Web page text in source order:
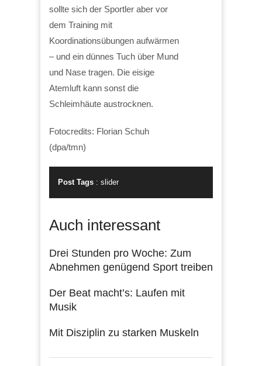
sollte sich der Sportler aber vor
dem Training mit
Koordinationsübungen aufwärmen
– und ein dünnes Tuch über Mund
und Nase tragen. Die eisige
Atemluft kann sonst die
Schleimhäute austrocknen.
Fotocredits: Florian Schuh
(dpa/tmn)
Post Tags : slider
Auch interessant
Drei Stunden pro Woche: Zum
Abnehmen genügend Sport treiben
Der Beat macht’s: Laufen mit
Musik
Mit Disziplin zu starken Muskeln